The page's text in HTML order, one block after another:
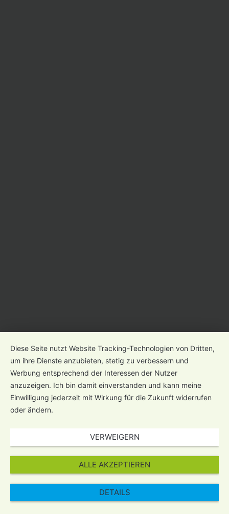
Diese Seite nutzt Website Tracking-Technologien von Dritten,
um ihre Dienste anzubieten, stetig zu verbessern und
Werbung entsprechend der Interessen der Nutzer
anzuzeigen. Ich bin damit einverstanden und kann meine
Einwilligung jederzeit mit Wirkung für die Zukunft widerrufen
oder ändern.
VERWEIGERN
ALLE AKZEPTIEREN
DETAILS